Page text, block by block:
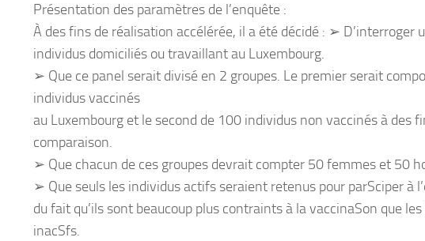
Présentation des paramètres de l’enquête :
À des fins de réalisation accélérée, il a été décidé : ➢ D’interroger
individus domiciliés ou travaillant au Luxembourg.
➢ Que ce panel serait divisé en 2 groupes. Le premier serait
individus vaccinés
au Luxembourg et le second de 100 individus non vaccinés à des
comparaison.
➢ Que chacun de ces groupes devrait compter 50 femmes et 50
➢ Que seuls les individus actifs seraient retenus pour parSciper à
du fait qu’ils sont beaucoup plus contraints à la vaccinaSon que
inacSfs.